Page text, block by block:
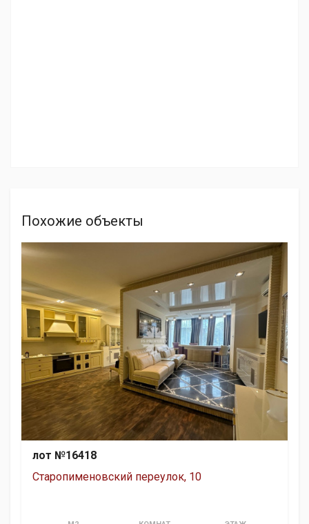
Похожие объекты
лот №16418
Старопименовский переулок, 10